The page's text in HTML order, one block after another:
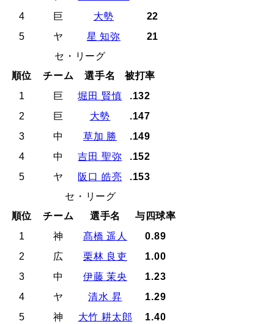
4
巨 大勢
22
5
ヤ 星 知弥
21
セ・リーグ
順位
チーム 選手名
被打率
1
巨 堀田 賢慎
.132
2
巨 大勢
.147
3
中 草加 勝
.149
4
中 吉田 聖弥
.152
5
ヤ 阪口 皓亮
.153
セ・リーグ
順位
チーム 選手名
与四球率
1
神 髙橋 遥人
0.89
2
広 栗林 良吏
1.00
3
中 伊藤 茉央
1.23
4
ヤ 清水 昇
1.29
5
神 大竹 耕太郎
1.40